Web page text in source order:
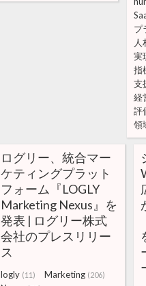
プ
人
実
指
支
経
評
領
ログリー、統合マー
ケティングプラット
フォーム『LOGLY
Marketing Nexus』を
発表 | ログリー株式
会社のプレスリリー
ス
logly (11) Marketing (206)